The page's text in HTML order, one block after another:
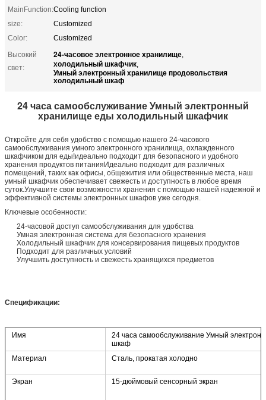
MainFunction:Cooling function
size:
Customized
Color:
Customized
Высокий
свет:
24-часовое электронное хранилище,
холодильный шкафчик,
Умный электронный хранилище продовольствия
холодильный шкаф
24 часа самообслуживание Умный электронный
хранилище еды холодильный шкафчик
Откройте для себя удобство с помощью нашего 24-часового
самообслуживания умного электронного хранилища, охлажденного
шкафчиком для еды!идеально подходит для безопасного и удобного
хранения продуктов питанияИдеально подходит для различных
помещений, таких как офисы, общежития или общественные места, наш
умный шкафчик обеспечивает свежесть и доступность в любое время
суток.Улучшите свои возможности хранения с помощью нашей надежной и
эффективной системы электронных шкафов уже сегодня.
Ключевые особенности:
24-часовой доступ самообслуживания для удобства
Умная электронная система для безопасного хранения
Холодильный шкафчик для консервирования пищевых продуктов
Подходит для различных условий
Улучшить доступность и свежесть хранящихся предметов
Спецификации:
Имя
24 часа самообслуживание Умный
шкаф
Материал
Сталь, прокатая холодно
Экран 15-дюймовый сенсорный экран